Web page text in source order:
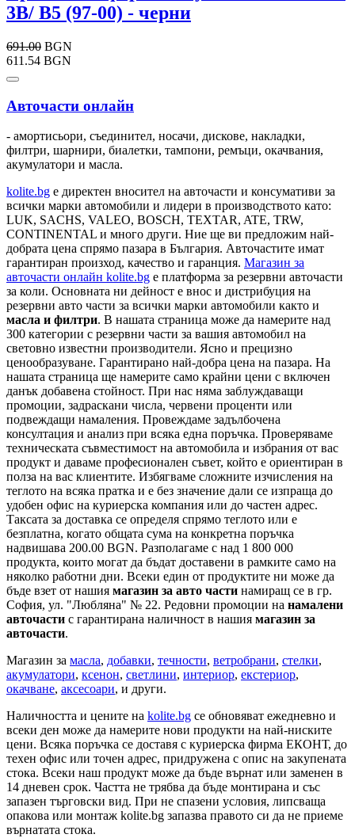
3B/ B5 (97-00) - черни
691.00 BGN
611.54 BGN
Авточасти онлайн
- амортисьори, съединител, носачи, дискове, накладки,
филтри, шарнири, биалетки, тампони, ремъци, окачвания,
акумулатори и масла.
kolite.bg e директен вносител на авточасти и консумативи за
всички марки автомобили и лидери в производството като:
LUK, SACHS, VALEO, BOSCH, TEXTAR, ATE, TRW,
CONTINENTAL и много други. Ние ще ви предложим най-
добрата цена спрямо пазара в България. Авточастите имат
гарантиран произход, качество и гаранция. Магазин за
авточасти онлайн kolite.bg е платформа за резервни авточасти
за коли. Основната ни дейност е внос и дистрибуция на
резервни авто части за всички марки автомобили както и
масла и филтри. В нашата страница може да намерите над
300 категории с резервни части за вашия автомобил на
световно известни производители. Ясно и прецизно
ценообразуване. Гарантирано най-добра цена на пазара. На
нашата страница ще намерите само крайни цени с включен
данък добавена стойност. При нас няма заблуждаващи
промоции, задраскани числа, червени проценти или
подвеждащи намаления. Провеждаме задълбочена
консултация и анализ при всяка една поръчка. Проверяваме
техническата съвместимост на автомобила и избрания от вас
продукт и даваме професионален съвет, който е ориентиран в
полза на вас клиентите. Избягваме сложните изчисления на
теглото на всяка пратка и е без значение дали се изпраща до
удобен офис на куриерска компания или до частен адрес.
Таксата за доставка се определя спрямо теглото или е
безплатна, когато общата сума на конкретна поръчка
надвишава 200.00 BGN. Разполагаме с над 1 800 000
продукта, които могат да бъдат доставени в рамките само на
няколко работни дни. Всеки един от продуктите ни може да
бъде взет от нашия магазин за авто части намиращ се в гр.
София, ул. "Любляна" № 22. Редовни промоции на намалени
авточасти с гарантирана наличност в нашия магазин за
авточасти.
Магазин за масла, добавки, течности, ветробрани, стелки,
акумулатори, ксенон, светлини, интериор, екстериор,
окачване, аксесоари, и други.
Наличността и цените на kolite.bg се обновяват ежедневно и
всеки ден може да намерите нови продукти на най-ниските
цени. Всяка поръчка се доставя с куриерска фирма ЕКОНТ, до
техен офис или точен адрес, придружена с опис на закупената
стока. Всеки наш продукт може да бъде върнат или заменен в
14 дневен срок. Частта не трябва да бъде монтирана и със
запазен търговски вид. При не спазени условия, липсваща
опакова или монтаж kolite.bg запазва правото си да не приеме
върнатата стока.